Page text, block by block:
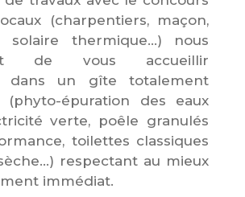
(charpentiers, maçon,
solaire thermique…) nous
de vous accueillir
dans un gîte totalement
(phyto-épuration des eaux
verte, poêle granulés
toilettes classiques
respectant au mieux
immédiat.